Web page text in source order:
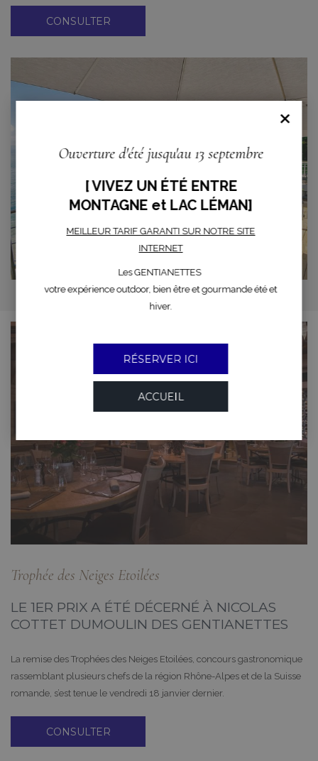
×
Ouverture d'été jusqu'au 13 septembre
[ VIVEZ UN ÉTÉ ENTRE
MONTAGNE et LAC LÉMAN]
MEILLEUR TARIF GARANTI SUR NOTRE SITE
INTERNET
Les GENTIANETTES
votre expérience outdoor, bien être et gourmande été et
hiver.
RÉSERVER ICI
ACCUEIL
CONSULTER
Trophée des Neiges Etoilées
LE 1ER PRIX A ÉTÉ DÉCERNÉ À NICOLAS
COTTET DUMOULIN DES GENTIANETTES
La remise des Trophées des Neiges Etoilées, concours gastronomique
rassemblant plusieurs chefs de la région Rhône-Alpes et de la Suisse
romande, s’est tenue le vendredi 18 janvier dernier.
CONSULTER